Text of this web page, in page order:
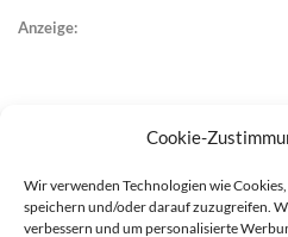
Cookie-
Wir verwenden Technologien wie
speichern und/oder darauf zuzugreifen.
verbessern und um personalisierte
Anzeige: